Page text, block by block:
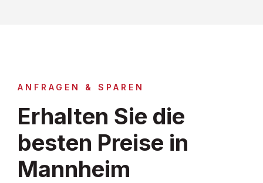
ANFRAGEN & SPAREN
Erhalten Sie die
besten Preise in
Mannheim